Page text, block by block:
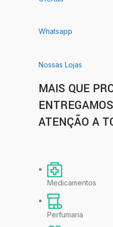
Whatsapp
Nossas Lojas
MAIS QUE
ATENÇÃO A
Medicamentos
Perfumaria